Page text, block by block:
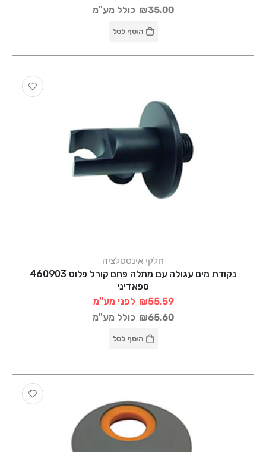
₪35.00 כולל מע"מ
הוסף לסל
חלקי אינסטלציה
נקודת מים עגולה עם מתלה פחם קורל פלוס 460903
ספאדיני
₪55.59 לפני מע"מ
₪65.60 כולל מע"מ
הוסף לסל